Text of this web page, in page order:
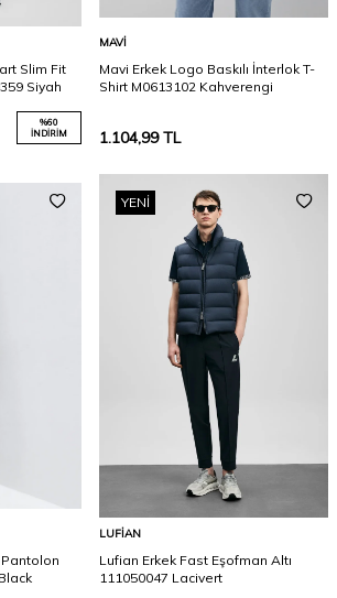
Slim Fit
Siyah
%60
İNDIRIM
MAVI
Mavi Erkek Logo Baskılı İnterlok T-
Shirt M0613102 Kahverengi
1.104,99TL
Pantolon
YENI
LUFIAN
Lufian Erkek Fast Eşofman Altı
111050047 Lacivert